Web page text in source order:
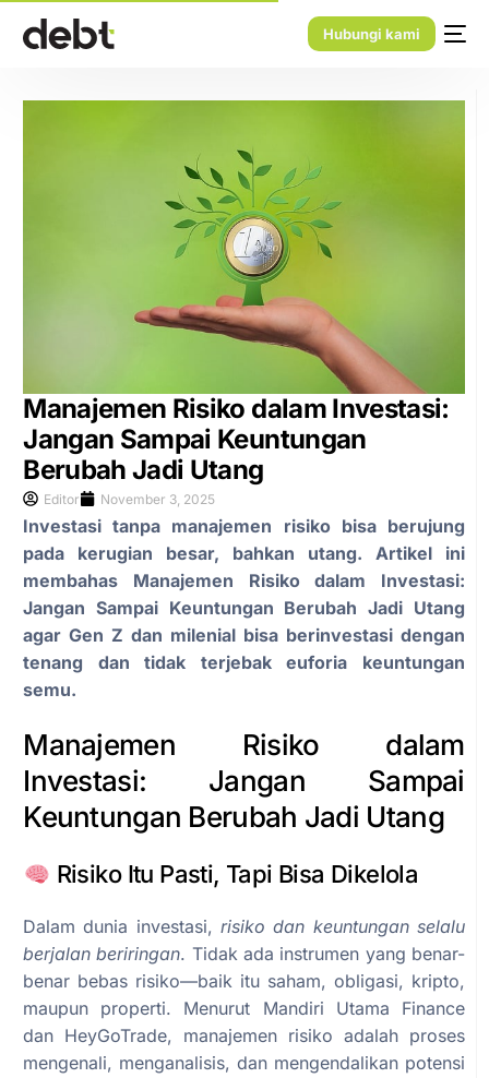
Hubungi kami
Manajemen Risiko dalam Investasi:
Jangan Sampai Keuntungan
Berubah Jadi Utang
Editor November 3, 2025
Investasi tanpa manajemen risiko bisa berujung
pada kerugian besar, bahkan utang. Artikel ini
membahas Manajemen Risiko dalam Investasi:
Jangan Sampai Keuntungan Berubah Jadi Utang
agar Gen Z dan milenial bisa berinvestasi dengan
tenang dan tidak terjebak euforia keuntungan
semu.
Manajemen Risiko dalam
Investasi: Jangan Sampai
Keuntungan Berubah Jadi Utang
Risiko Itu Pasti, Tapi Bisa Dikelola
Dalam dunia investasi, risiko dan keuntungan selalu
berjalan beriringan. Tidak ada instrumen yang benar-
benar bebas risiko—baik itu saham, obligasi, kripto,
maupun properti. Menurut Mandiri Utama Finance
dan HeyGoTrade, manajemen risiko adalah proses
mengenali, menganalisis, dan mengendalikan potensi